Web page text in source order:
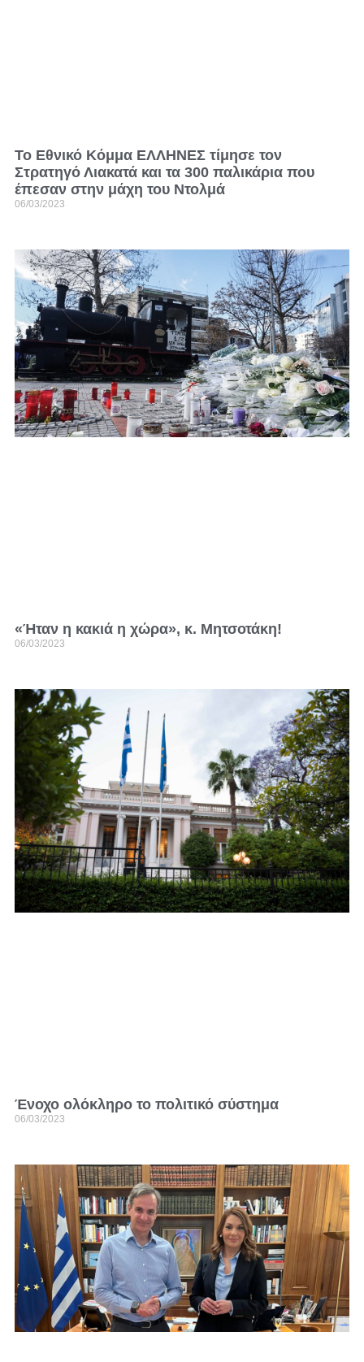
Το Εθνικό Κόμμα ΕΛΛΗΝΕΣ τίμησε τον
Στρατηγό Λιακατά και τα 300 παλικάρια που
έπεσαν στην μάχη του Ντολμά
06/03/2023
«Ήταν η κακιά η χώρα», κ. Μητσοτάκη!
06/03/2023
Ένοχο ολόκληρο το πολιτικό σύστημα
06/03/2023